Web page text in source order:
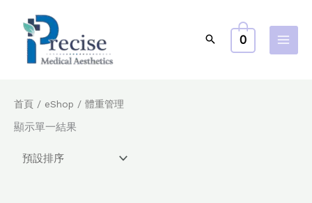
0
首頁 / eShop / 體重管理
顯示單一結果